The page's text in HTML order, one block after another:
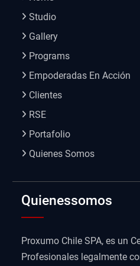
Studio
Gallery
Programs
Empoderadas En Acción
Clientes
RSE
Portafolio
Quienes Somos
Quienessomos
Proxumo Chile SPA, es un
Profesionales legalmente